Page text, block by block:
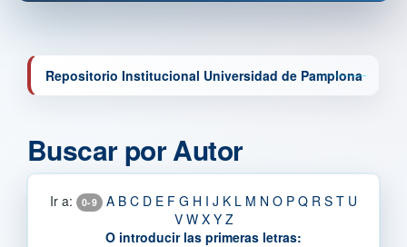
Repositorio Institucional Universidad de Pamplona
Buscar por Autor
Ir a: 0-9 A B C D E F G H I J K L M N O P Q R S T U
V W X Y Z
O introducir las primeras letras: